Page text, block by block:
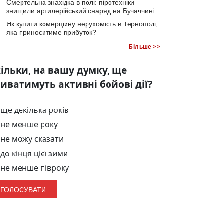
Смертельна знахідка в полі: піротехніки
знищили артилерійський снаряд на Бучаччині
Як купити комерційну нерухомість в Тернополі,
яка приноситиме прибуток?
Більше >>
на вашу думку, ще
активні бойові дії?
ще декілька років
не менше року
не можу сказати
до кінця цієї зими
не менше півроку